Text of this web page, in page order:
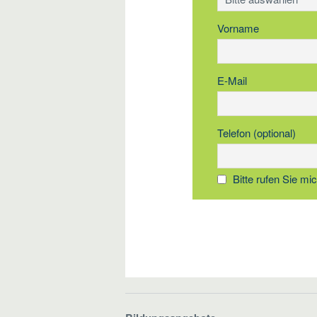
Vorname
E-Mail
Telefon (optional)
Bitte rufen Sie